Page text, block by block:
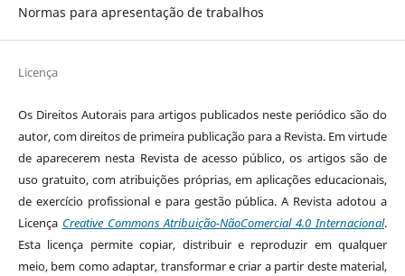
Normas para apresentação de trabalhos
Licença
Os Direitos Autorais para artigos publicados neste periódico são do
autor, com direitos de primeira publicação para a Revista. Em virtude
de aparecerem nesta Revista de acesso público, os artigos são de
uso gratuito, com atribuições próprias, em aplicações educacionais,
de exercício profissional e para gestão pública. A Revista adotou a
Licença Creative Commons Atribuição-NãoComercial 4.0 Internacional.
Esta licença permite copiar, distribuir e reproduzir em qualquer
meio, bem como adaptar, transformar e criar a partir deste material,